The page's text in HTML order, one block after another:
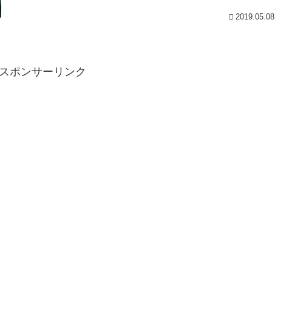
2019.05.08
スポンサーリンク